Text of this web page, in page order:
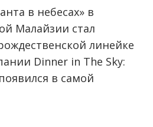
в небесах» в
Малайзии стал
линейке
Dinner in The Sky:
в самой